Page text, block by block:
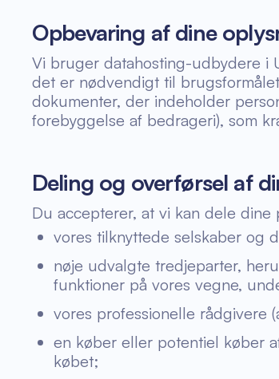
Opbevaring af dine
Vi bruger datahosting-udbydere i
det er nødvendigt til
dokumenter, der indeholder
forebyggelse af bedrageri), som
Deling og overførsel af
Du accepterer, at vi kan dele
vores tilknyttede selskaber og
nøje udvalgte tredjeparter,
funktioner på vores vegne,
vores professionelle rådgivere
en køber eller potentiel køber
købet;